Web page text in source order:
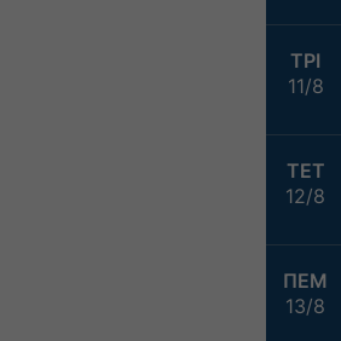
ΤΡΙ
11/8
ΤΕΤ
12/8
ΠΕΜ
13/8